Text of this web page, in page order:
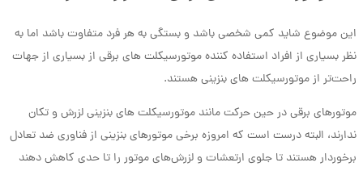
این موضوع شاید کمی شخصی باشد و بستگی به هر فرد متفاوت باشد اما به
نظر بسیاری از افراد استفاده کننده موتورسیکلت های برقی از بسیاری از جهات
راحت‌تر از موتورسیکلت های بنزینی هستند.
موتورهای برقی در حین حرکت مانند موتورسیکلت های بنزینی لزرش و تکان
ندارند، البته درست است که امروزه برخی موتورهای بنزینی از فناوری ضد تعادل
برخوردار هستند تا جلوی ارتعشات و لزرش‌های موتور را تا حدی کاهش دهند